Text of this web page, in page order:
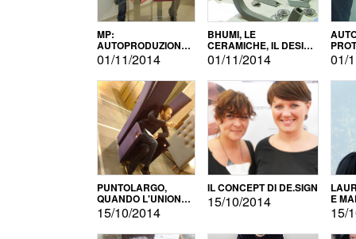
MP:
AUTOPRODUZIONE
E INNOVAZIONE
01/11/2014
BHUMI, LE
CERAMICHE, IL DESIGN
E L'AUTOPRODUZIONE
01/11/2014 01/
PUNTOLARGO,
QUANDO L'UNIONE
FA LA FORZA E
VINCE
15/10/2014
IL CONCEPT DI DE.SIGN
15/10/2014 E
15/